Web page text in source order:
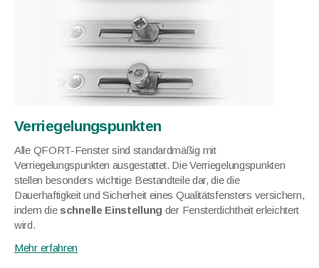
Verriegelungspunkten
Alle QFORT-Fenster sind standardmäßig mit
Verriegelungspunkten ausgestattet. Die Verriegelungspunkten
stellen besonders wichtige Bestandteile dar, die die
Dauerhaftigkeit und Sicherheit eines Qualitätsfensters versichern,
indem die schnelle Einstellung der Fensterdichtheit erleichtert
wird.
Mehr erfahren